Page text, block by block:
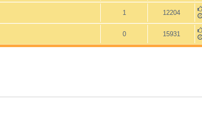
1 12204
0 15931